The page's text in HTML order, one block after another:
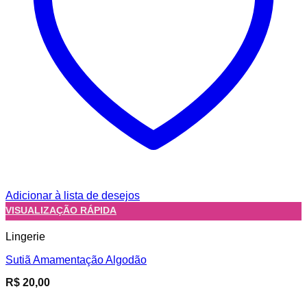
Adicionar à lista de desejos
VISUALIZAÇÃO RÁPIDA
Lingerie
Sutiã Amamentação Algodão
R$ 20,00